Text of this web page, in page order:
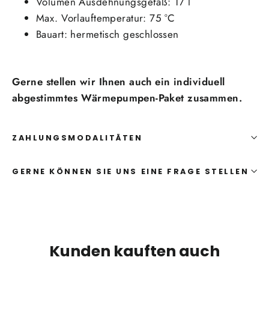
Max. Vorlauftemperatur: 75 °C
Bauart: hermetisch geschlossen
Gerne stellen wir Ihnen auch ein individuell
abgestimmtes Wärmepumpen-Paket zusammen.
ZAHLUNGSMODALITÄTEN
GERNE KÖNNEN SIE UNS EINE FRAGE STELLEN
Kunden kauften auch